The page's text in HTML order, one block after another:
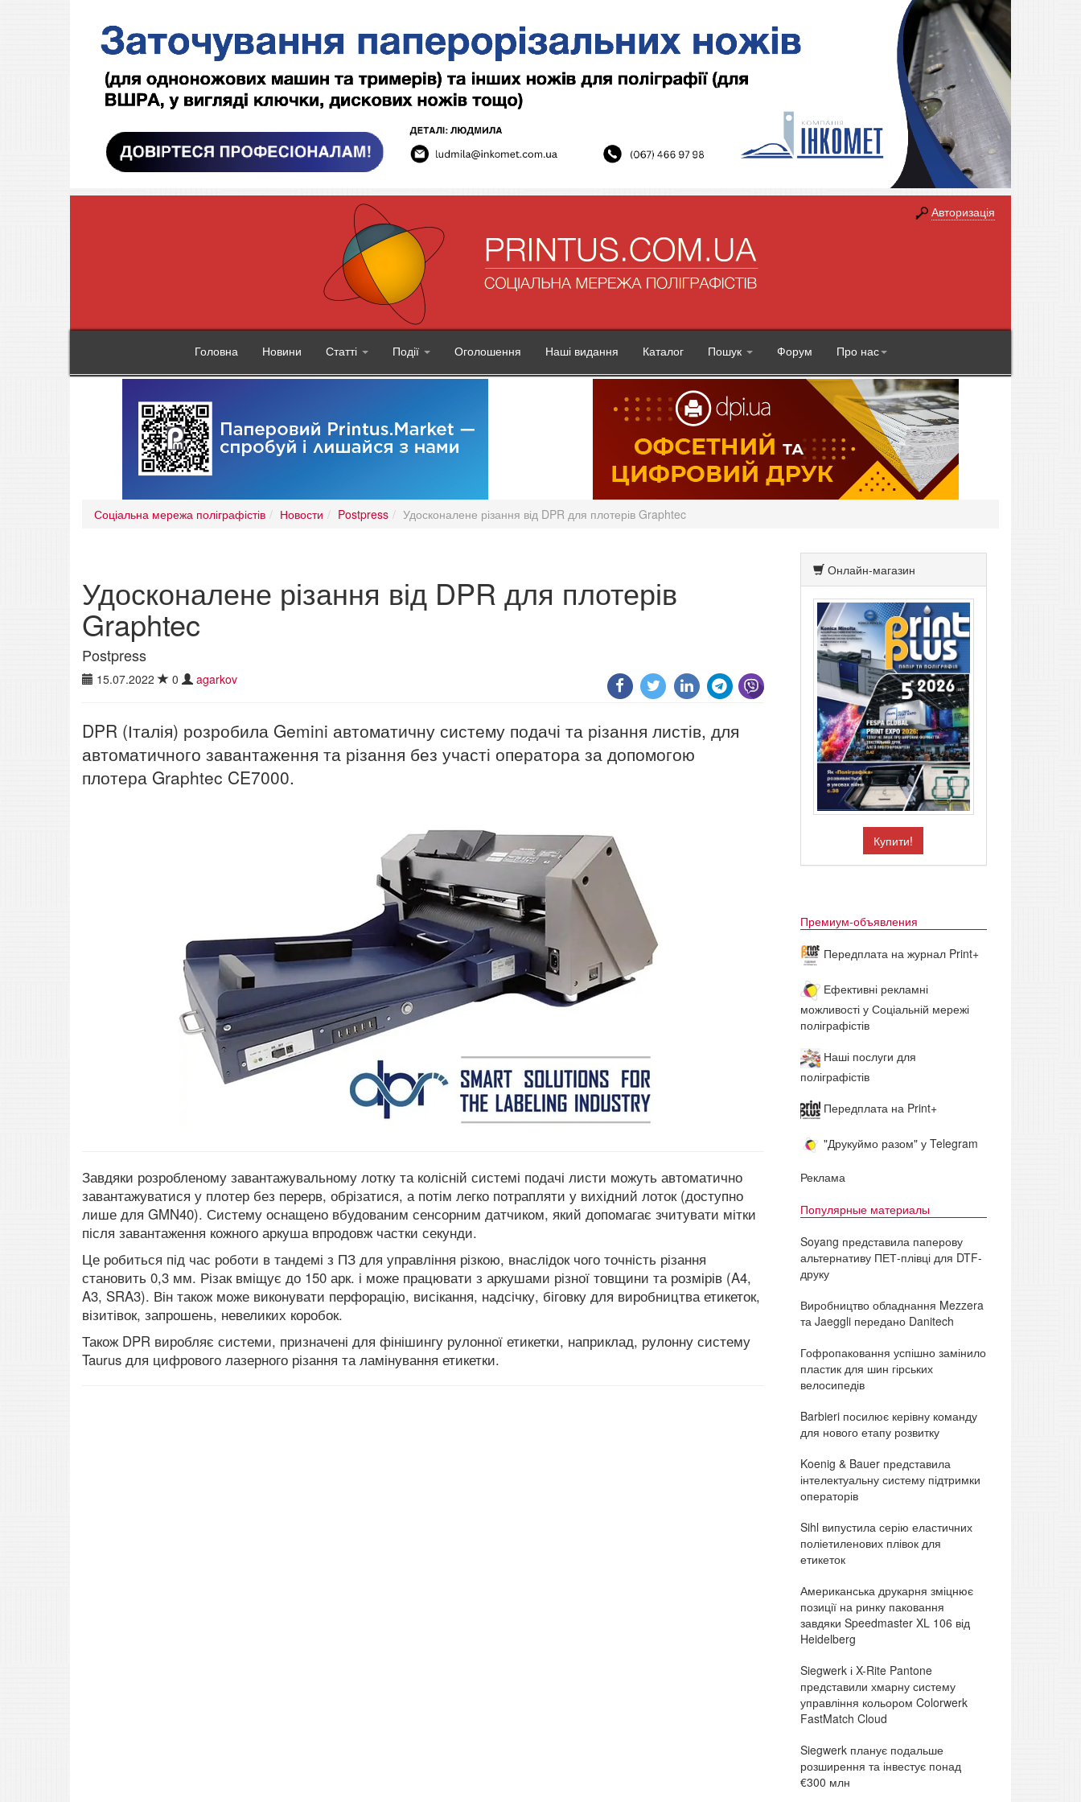
Авторизація
Головна Новини Статті Події Оголошення Наші видання Каталог Пошук Форум Про нас
Соціальна мережа поліграфістів Новости Postpress Удосконалене різання від DPR для плотерів Graphtec
Удосконалене різання від DPR для плотерів
Graphtec
Postpress
15.07.2022 0 agarkov
DPR (Італія) розробила Gemini автоматичну систему подачі та різання листів, для
автоматичного завантаження та різання без участі оператора за допомогою
плотера Graphtec CE7000.
Завдяки розробленому завантажувальному лотку та колісній системі подачі листи можуть автоматично
завантажуватися у плотер без перерв, обрізатися, а потім легко потрапляти у вихідний лоток (доступно
лише для GMN40). Систему оснащено вбудованим сенсорним датчиком, який допомагає зчитувати мітки
після завантаження кожного аркуша впродовж частки секунди.
Це робиться під час роботи в тандемі з ПЗ для управління різкою, внаслідок чого точність різання
становить 0,3 мм. Різак вміщує до 150 арк. і може працювати з аркушами різної товщини та розмірів (A4,
A3, SRA3). Він також може виконувати перфорацію, висікання, надсічку, біговку для виробництва етикеток,
візитівок, запрошень, невеликих коробок.
Також DPR виробляє системи, призначені для фінішингу рулонної етикетки, наприклад, рулонну систему
Taurus для цифрового лазерного різання та ламінування етикетки.
Онлайн-магазин
Купити!
Премиум-объявления
Передплата на журнал Print+
Ефективні рекламні
можливості у Соціальній мережі
поліграфістів
Наші послуги для
поліграфістів
Передплата на Print+
"Друкуймо разом" у Telegram
Реклама
Популярные материалы
Soyang представила паперову
альтернативу ПЕТ-плівці для DTF-
друку
Виробництво обладнання Mezzera
та Jaeggli передано Danitech
Гофропаковання успішно замінило
пластик для шин гірських
велосипедів
Barbieri посилює керівну команду
для нового етапу розвитку
Koenig & Bauer представила
інтелектуальну систему підтримки
операторів
Sihl випустила серію еластичних
поліетиленових плівок для
етикеток
Американська друкарня зміцнює
позиції на ринку паковання
завдяки Speedmaster XL 106 від
Heidelberg
Siegwerk і X-Rite Pantone
представили хмарну систему
управління кольором Colorwerk
FastMatch Cloud
Siegwerk планує подальше
розширення та інвестує понад
€300 млн